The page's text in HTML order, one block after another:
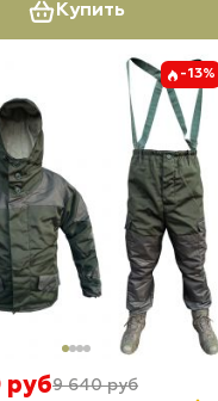
Купить
-13%
руб9 640 руб